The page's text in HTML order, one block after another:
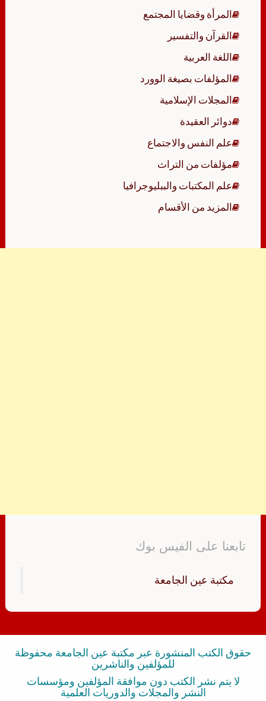
المرأة وقضايا المجتمع
القرآن والتفسير
اللغة العربية
المؤلفات بصيغة الوورد
المجلات الإسلامية
دوائر العقيدة
علم النفس والاجتماع
مؤلفات من التراث
علم المكتبات والببليوجرافيا
المزيد من الأقسام
تابعنا على الفيس بوك
‏مكتبة عين الجامعة‏
حقوق الكتب المنشورة عبر مكتبة عين الجامعة محفوظة
للمؤلفين والناشرين
لا يتم نشر الكتب دون موافقة المؤلفين ومؤسسات
النشر والمجلات والدوريات العلمية